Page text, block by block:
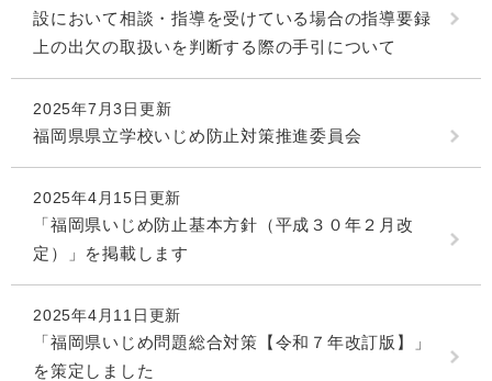
設において相談・指導を受けている場合の指導要録
上の出欠の取扱いを判断する際の手引について
2025年7月3日更新
福岡県県立学校いじめ防止対策推進委員会
2025年4月15日更新
「福岡県いじめ防止基本方針（平成３０年２月改
定）」を掲載します
2025年4月11日更新
「福岡県いじめ問題総合対策【令和７年改訂版】」
を策定しました